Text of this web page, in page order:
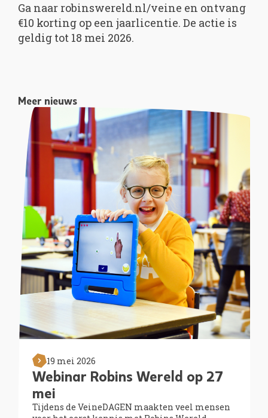
Ga naar robinswereld.nl/veine en ontvang
€10 korting op een jaarlicentie. De actie is
geldig tot 18 mei 2026.
Meer nieuws
19 mei 2026
Webinar Robins Wereld op 27
mei
Tijdens de VeineDAGEN maakten veel mensen